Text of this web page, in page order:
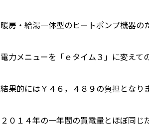
暖房・給湯一体型のヒートポンプ機器の
電力メニューを「ｅタイム３」に変えて
結果的には￥４６，４８９の負担となり
２０１４年の一年間の買電量とほぼ同じ